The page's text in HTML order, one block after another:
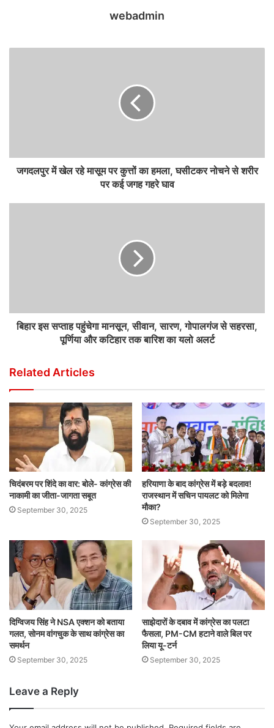
webadmin
जगदलपुर में खेल रहे मासूम पर कुत्तों का हमला, घसीटकर नोचने से शरीर
पर कई जगह गहरे घाव
बिहार इस सप्ताह पहुंचेगा मानसून, सीवान, सारण, गोपालगंज से सहरसा,
पूर्णिया और कटिहार तक बारिश का यलो अलर्ट
Related Articles
चिदंबरम पर शिंदे का वार: बोले- कांग्रेस की
नाकामी का जीता-जागता सबूत
September 30, 2025
हरियाणा के बाद कांग्रेस में बड़े बदलाव!
राजस्थान में सचिन पायलट को मिलेगा
मौका?
September 30, 2025
दिग्विजय सिंह ने NSA एक्शन को बताया
गलत, सोनम वांगचुक के साथ कांग्रेस का
समर्थन
September 30, 2025
साझेदारों के दबाव में कांग्रेस का पलटा
फैसला, PM-CM हटाने वाले बिल पर
लिया यू-टर्न
September 30, 2025
Leave a Reply